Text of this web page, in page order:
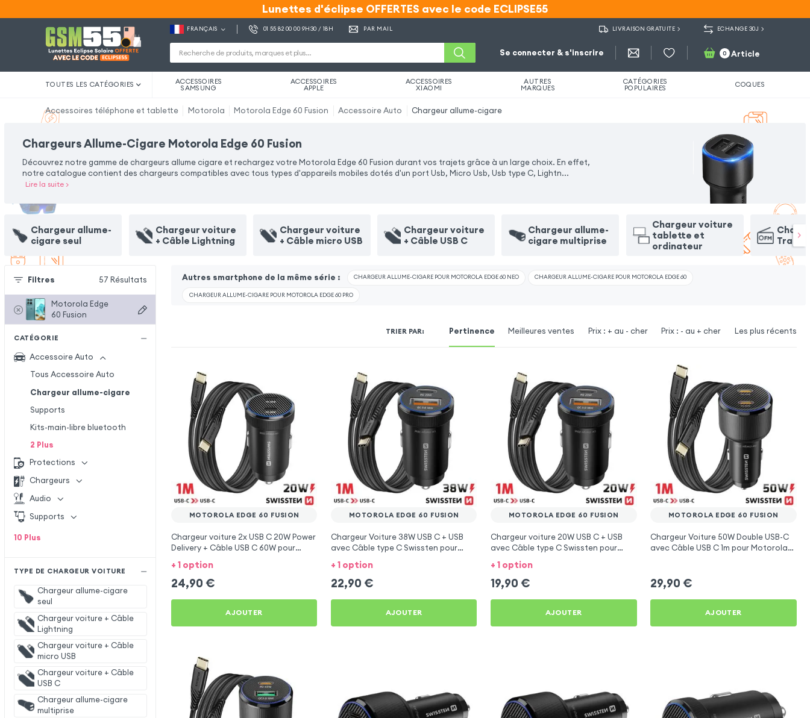
Lunettes d'éclipse OFFERTES avec le code ECLIPSE55
Lunettes d'éclipse OFFERTES avec le code ECLIPSE55
FRANÇAIS 01 55 82 00 00 9H30 / 18H PAR MAIL LIVRAISON GRATUITE ECHANGE 30J
Se connecter & s'inscrire 0 Article
TOUTES LES CATÉGORIES ACCESSOIRES
SAMSUNG
ACCESSOIRES
APPLE
ACCESSOIRES
XIAOMI
AUTRES
MARQUES
CATÉGORIES
POPULAIRES COQUES
Accessoires téléphone et tablette Motorola Motorola Edge 60 Fusion Accessoire Auto Chargeur allume-cigare
Chargeurs Allume-Cigare Motorola Edge 60 Fusion
Découvrez notre gamme de chargeurs allume cigare et rechargez votre Motorola Edge 60 Fusion durant vos trajets grâce à un large choix. En effet,
notre catalogue contient des chargeurs compatibles avec tous types d'appareils mobiles dotés d'un port Usb, Micro Usb, Usb type C, Lightn...
Lire la suite>
Chargeur allume-
cigare seul
Chargeur voiture
+ Câble Lightning
Chargeur voiture
+ Câble micro USB
Chargeur voiture
+ Câble USB C
Chargeur allume-
cigare multiprise
Chargeur voiture
tablette et
ordinateur
Filtres 57 Résultats
Motorola Edge
60 Fusion
CATÉGORIE
Accessoire Auto
Tous Accessoire Auto
Chargeur allume-cigare
Supports
Kits-main-libre bluetooth
2 Plus
Protections
Chargeurs
Audio
Supports
10 Plus
TYPE DE CHARGEUR VOITURE
Chargeur allume-cigare
seul
Chargeur voiture + Câble
Lightning
Chargeur voiture + Câble
micro USB
Chargeur voiture + Câble
USB C
Chargeur allume-cigare
multiprise
Autres smartphone de la même série : CHARGEUR ALLUME-CIGARE POUR MOTOROLA EDGE 60 NEO CHARGEUR ALLUME-CIGARE POUR MOTOROLA EDGE 60
CHARGEUR ALLUME-CIGARE POUR MOTOROLA EDGE 60 PRO
TRIER PAR: Pertinence Meilleures ventes Prix : + au - cher Prix : - au + cher Les plus récents
MOTOROLA EDGE 60 FUSION
Chargeur voiture 2x USB C 20W Power
Delivery + Câble USB C 60W pour
Motorola Edge 60 Fusion
+ 1 option
24,90 €
AJOUTER
MOTOROLA EDGE 60 FUSION
Chargeur Voiture 38W USB C + USB
avec Câble type C Swissten pour
Motorola Edge 60 Fusion
+ 1 option
22,90 €
AJOUTER
MOTOROLA EDGE 60 FUSION
Chargeur voiture 20W USB C + USB
avec Câble type C Swissten pour
Motorola Edge 60 Fusion
+ 1 option
19,90 €
AJOUTER
MOTOROLA EDGE 60 FUSION
Chargeur Voiture 50W Double USB-C
avec Câble USB C 1m pour Motorola
29,90 €
AJOUTER